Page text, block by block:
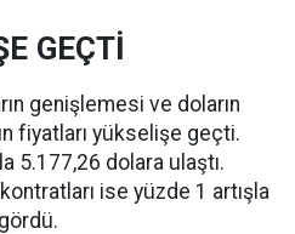
GEÇTİ
genişlemesi ve doların
fiyatları yükselişe geçti.
5.177,26 dolara ulaştı.
ise yüzde 1 artışla